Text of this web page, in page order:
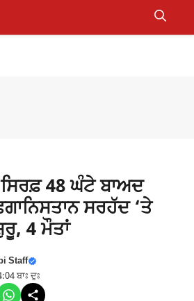
ਸਿਰਫ਼ 48 ਘੰਟੇ ਬਾਅਦ
ਸਰਹੱਦ ‘ਤੇ
4 ਮੌਤਾਂ
Staff
ਬਾਃ ਦੁਃ